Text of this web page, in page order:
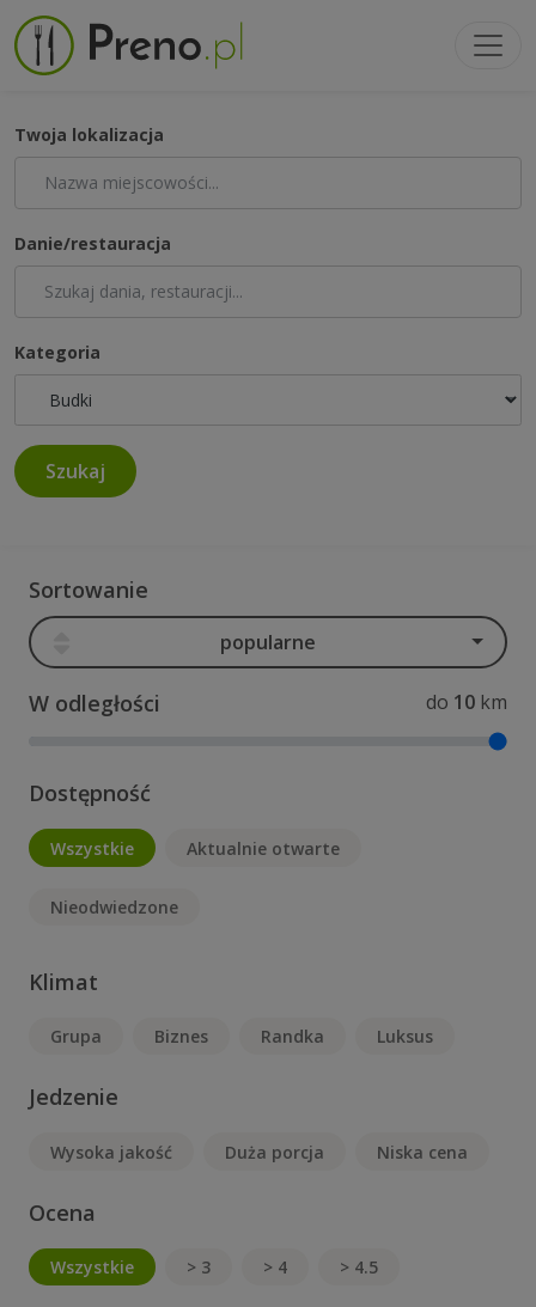
Twoja lokalizacja
Danie/restauracja
Kategoria
Szukaj
Sortowanie
popularne
W odległości do 10 km
Dostępność
Wszystkie Aktualnie otwarte
Nieodwiedzone
Klimat
Grupa Biznes Randka Luksus
Jedzenie
Wysoka jakość Duża porcja Niska cena
Ocena
Wszystkie > 3 > 4 > 4.5